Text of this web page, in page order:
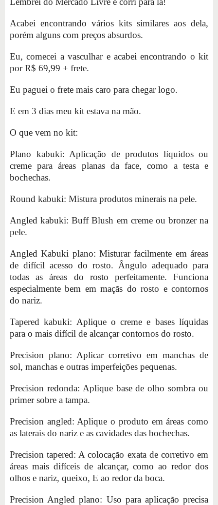
Acabei encontrando vários kits similares aos dela,
porém alguns com preços absurdos.
Eu, comecei a vasculhar e acabei encontrando o kit
por R$ 69,99 + frete.
Eu paguei o frete mais caro para chegar logo.
E em 3 dias meu kit estava na mão.
O que vem no kit:
Plano kabuki: Aplicação de produtos líquidos ou
creme para áreas planas da face, como a testa e
bochechas.
Round kabuki: Mistura produtos minerais na pele.
Angled kabuki: Buff Blush em creme ou bronzer na
pele.
Angled Kabuki plano: Misturar facilmente em áreas
de difícil acesso do rosto. Ângulo adequado para
todas as áreas do rosto perfeitamente. Funciona
especialmente bem em maçãs do rosto e contornos
do nariz.
Tapered kabuki: Aplique o creme e bases líquidas
para o mais difícil de alcançar contornos do rosto.
Precision plano: Aplicar corretivo em manchas de
sol, manchas e outras imperfeições pequenas.
Precision redonda: Aplique base de olho sombra ou
primer sobre a tampa.
Precision angled: Aplique o produto em áreas como
as laterais do nariz e as cavidades das bochechas.
Precision tapered: A colocação exata de corretivo em
áreas mais difíceis de alcançar, como ao redor dos
olhos e nariz, queixo, E ao redor da boca.
Precision Angled plano: Uso para aplicação precisa